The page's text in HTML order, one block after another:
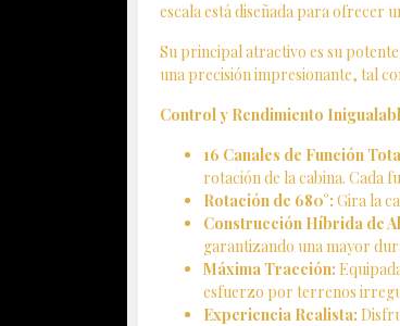
escala está diseñada para ofrecer
Su principal atractivo es su
una precisión impresionante, tal
Control y Rendimiento
16 Canales de Función
rotación de la cabina. Cada
Rotación de 680°: Gira la
Construcción Híbrida de
garantizando una mayor
Máxima Tracción:
esfuerzo por terrenos
Experiencia Realista: